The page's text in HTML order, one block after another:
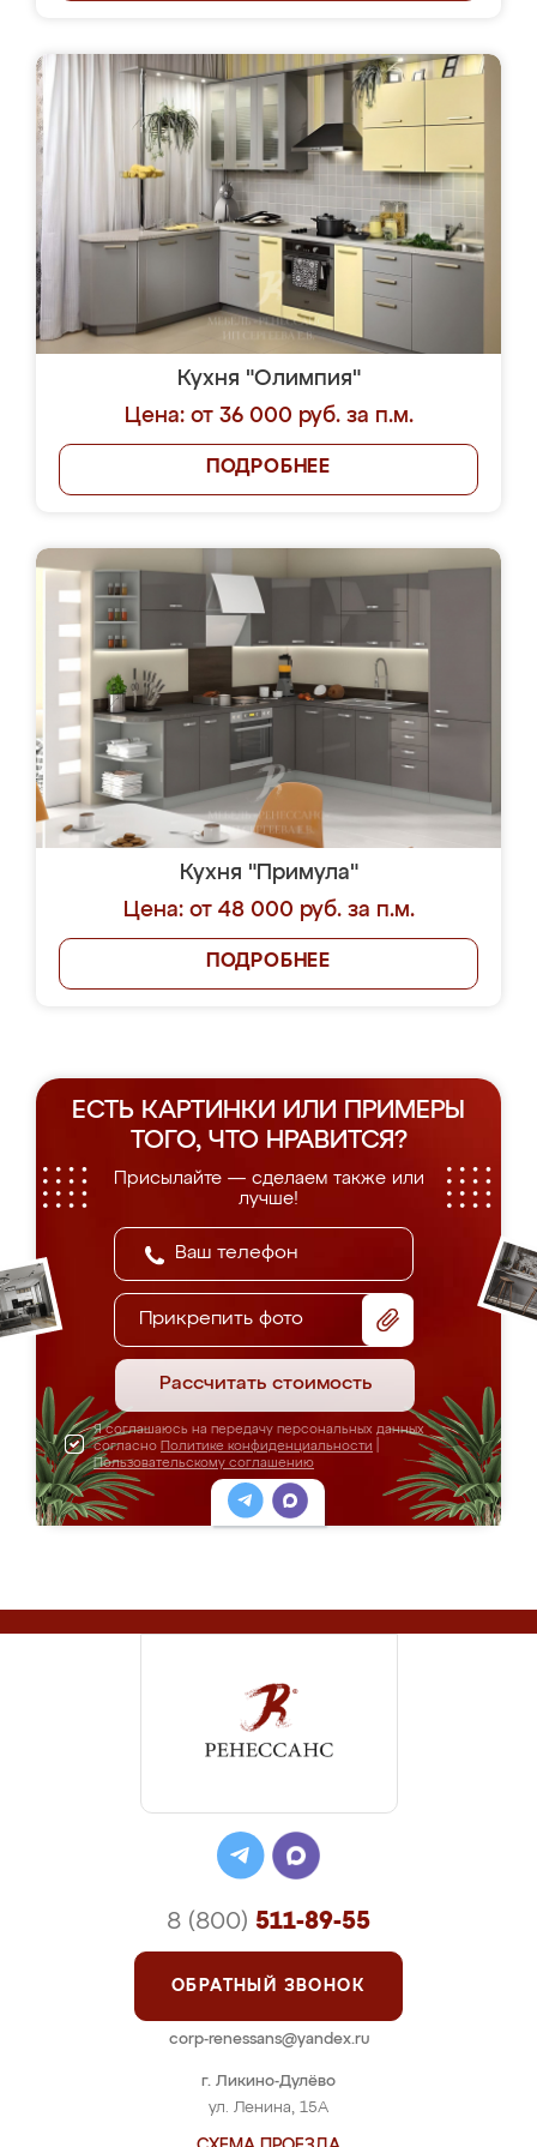
Кухня "Олимпия"
Цена: от 36 000 руб. за п.м.
ПОДРОБНЕЕ
Кухня "Примула"
Цена: от 48 000 руб. за п.м.
ПОДРОБНЕЕ
ЕСТЬ КАРТИНКИ ИЛИ ПРИМЕРЫ
ТОГО, ЧТО НРАВИТСЯ?
Присылайте — сделаем также или
лучше!
Прикрепить фото
Рассчитать стоимость
Я соглашаюсь на передачу персональных данных
согласно Политике конфиденциальности
Пользовательскому соглашению
г. Ликино-Дулёво
ул. Ленина, 15А
8 (800) 511-89-55
ОБРАТНЫЙ ЗВОНОК
corp-renessans@yandex.ru